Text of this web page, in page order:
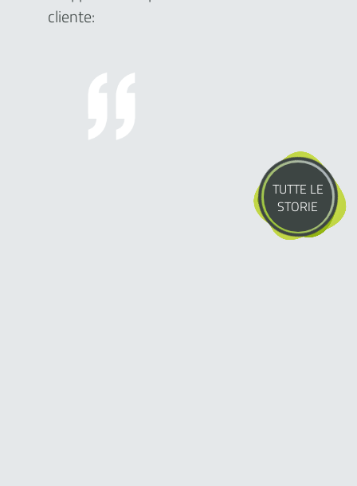
cliente:
TUTTE LE
STORIE